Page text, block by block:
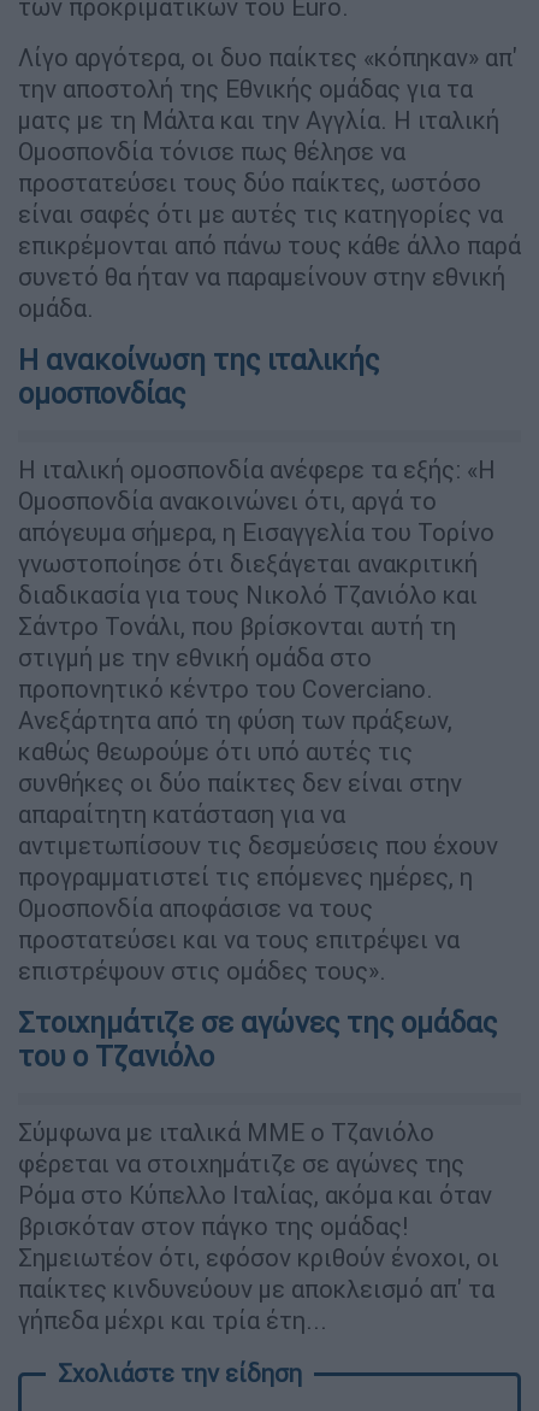
των προκριματικών του Euro.
Λίγο αργότερα, οι δυο παίκτες «κόπηκαν» απ'
την αποστολή της Εθνικής ομάδας για τα
ματς με τη Μάλτα και την Αγγλία. Η ιταλική
Ομοσπονδία τόνισε πως θέλησε να
προστατεύσει τους δύο παίκτες, ωστόσο
είναι σαφές ότι με αυτές τις κατηγορίες να
επικρέμονται από πάνω τους κάθε άλλο παρά
συνετό θα ήταν να παραμείνουν στην εθνική
ομάδα.
Η ανακοίνωση της ιταλικής
ομοσπονδίας
Η ιταλική ομοσπονδία ανέφερε τα εξής: «Η
Ομοσπονδία ανακοινώνει ότι, αργά το
απόγευμα σήμερα, η Εισαγγελία του Τορίνο
γνωστοποίησε ότι διεξάγεται ανακριτική
διαδικασία για τους Νικολό Τζανιόλο και
Σάντρο Τονάλι, που βρίσκονται αυτή τη
στιγμή με την εθνική ομάδα στο
προπονητικό κέντρο του Coverciano.
Ανεξάρτητα από τη φύση των πράξεων,
καθώς θεωρούμε ότι υπό αυτές τις
συνθήκες οι δύο παίκτες δεν είναι στην
απαραίτητη κατάσταση για να
αντιμετωπίσουν τις δεσμεύσεις που έχουν
προγραμματιστεί τις επόμενες ημέρες, η
Ομοσπονδία αποφάσισε να τους
προστατεύσει και να τους επιτρέψει να
επιστρέψουν στις ομάδες τους».
Στοιχημάτιζε σε αγώνες της ομάδας
του ο Τζανιόλο
Σύμφωνα με ιταλικά ΜΜΕ ο Τζανιόλο
φέρεται να στοιχημάτιζε σε αγώνες της
Ρόμα στο Κύπελλο Ιταλίας, ακόμα και όταν
βρισκόταν στον πάγκο της ομάδας!
Σημειωτέον ότι, εφόσον κριθούν ένοχοι, οι
παίκτες κινδυνεύουν με αποκλεισμό απ' τα
γήπεδα μέχρι και τρία έτη...